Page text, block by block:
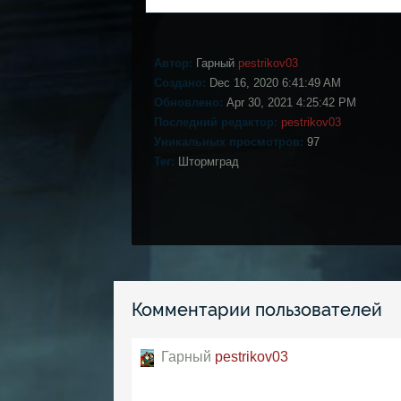
Автор: Гарный pestrikov03
Создано: Dec 16, 2020 6:41:49 AM
Обновлено: Apr 30, 2021 4:25:42 PM
Последний редактор: pestrikov03
Уникальных просмотров: 97
Тег: Штормград
Комментарии пользователей
Гарный pestrikov03